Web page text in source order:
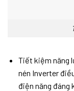
Tiết kiệm năng
nén Inverter
điện năng đáng